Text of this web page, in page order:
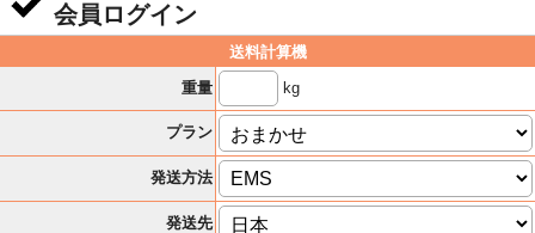
会員ログイン
送料計算機
重量
kg
プラン
発送方法
発送先